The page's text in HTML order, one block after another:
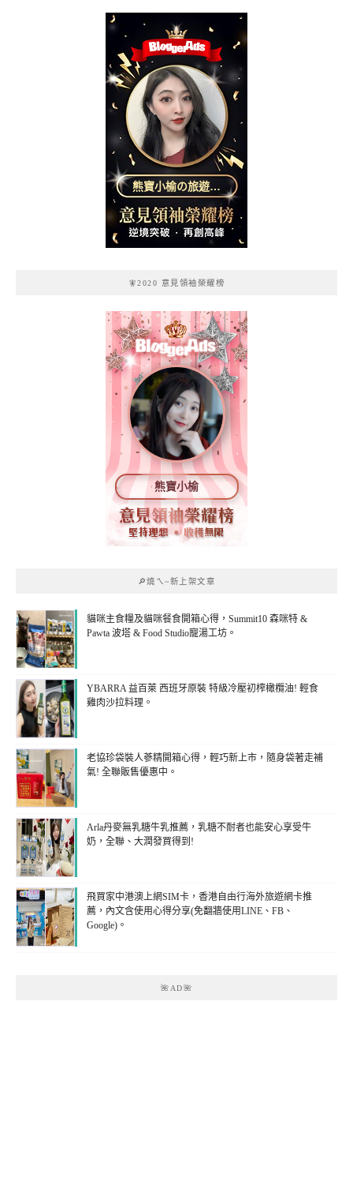
熊寶小榆の旅遊日
記
🧚2020 意見領袖榮耀榜
熊寶小榆
🔎燒ㄟ~新上架文章
貓咪主食糧及貓咪餐食開箱心得，Summit10 森咪特 &
Pawta 波塔 & Food Studio寵湯工坊。
YBARRA 益百萊 西班牙原裝 特級冷壓初榨橄欖油! 輕食
雞肉沙拉料理。
老協珍袋裝人蔘精開箱心得，輕巧新上市，隨身袋著走補
氣! 全聯販售優惠中。
Arla丹麥無乳糖牛乳推薦，乳糖不耐者也能安心享受牛
奶，全聯、大潤發買得到!
飛買家中港澳上網SIM卡，香港自由行海外旅遊網卡推
薦，內文含使用心得分享(免翻牆使用LINE、FB、
Google)。
🌺AD🌺